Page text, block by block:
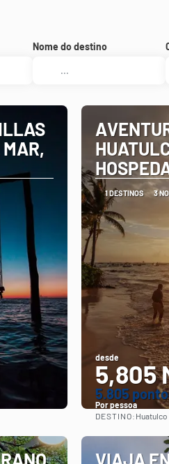
Nome do destino
1 DESTINOS 3
desde
5,805
5.805
Por pessoa
DESTINO: Huatulco
VIAJA